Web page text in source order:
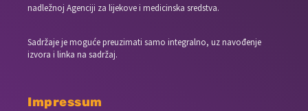
nadležnoj Agenciji za lijekove i medicinska sredstva.
Sadržaje je moguće preuzimati samo integralno, uz navođenje
izvora i linka na sadržaj.
Impressum